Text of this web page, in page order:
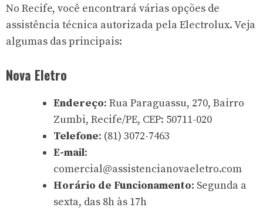
No Recife, você encontrará várias opções de
assistência técnica autorizada pela Electrolux. Veja
algumas das principais:
Nova Eletro
Endereço: Rua Paraguassu, 270, Bairro
Zumbi, Recife/PE, CEP: 50711-020
Telefone: (81) 3072-7463
E-mail:
comercial@assistencianovaeletro.com
Horário de Funcionamento: Segunda a
sexta, das 8h às 17h